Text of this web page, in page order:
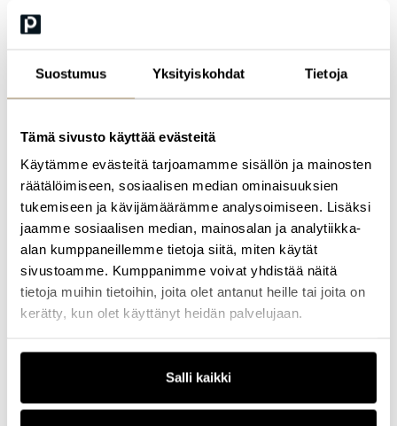
Suostumus Yksityiskohdat Tietoja
Tämä sivusto käyttää evästeitä
Käytämme evästeitä tarjoamamme sisällön ja mainosten
räätälöimiseen, sosiaalisen median ominaisuuksien
tukemiseen ja kävijämäärämme analysoimiseen. Lisäksi
jaamme sosiaalisen median, mainosalan ja analytiikka-
alan kumppaneillemme tietoja siitä, miten käytät
sivustoamme. Kumppanimme voivat yhdistää näitä
tietoja muihin tietoihin, joita olet antanut heille tai joita on
kerätty, kun olet käyttänyt heidän palvelujaan.
Salli kaikki
mahdollisuuden antamista – mahdollisuuden, joka syntyy vain,
kuulluksi, jotta väärät tulkinnat voidaan oikaista ja yhteistä
Palautteita Harrin vetämistä koulutuksista:
Harri erittäin hyvä & kokenut valmentaja, pidin tosi paljon hänen
tavastaan valmentaa. Pystyi säilyttämään intensiteetin ja
Erityiskiitos Harrille kurssin vetämisestä. Harvoin näkee yhtä
intensiivistä otetta!
Kokonaisuus oli hyvä ja asian tiimoilta olisi voinut jatkaa vaikka
kuinka paljon.
Harri on loistava ja innostava kouluttaja!
Suurkiitos erityisesti Harrille erinomaisesta koulutuksesta.